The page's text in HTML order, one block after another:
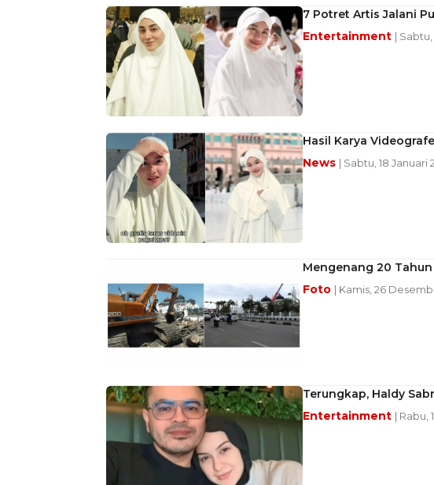
7 Potret Artis Jalani
Entertainment |
Hasil Karya
News | Sabtu, 18 Januari
Mengenang 20
Foto | Kamis, 26
Terungkap, Haldy
Entertainment | Rabu,